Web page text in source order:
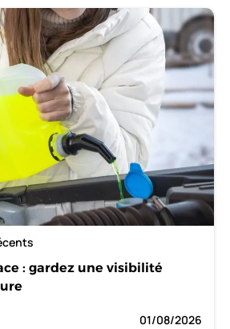
: gardez une visibilité
01/08/2026